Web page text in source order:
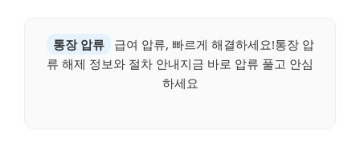
통장 압류
급여 압류, 빠르게 해결하세요!통장 압
류 해제 정보와 절차 안내지금 바로 압류 풀고 안심
하세요